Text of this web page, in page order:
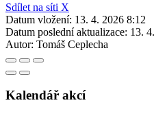
Sdílet na síti X
Datum vložení: 13. 4. 2026 8:12
Datum poslední aktualizace: 13.
Autor: Tomáš Ceplecha
Kalendář akcí